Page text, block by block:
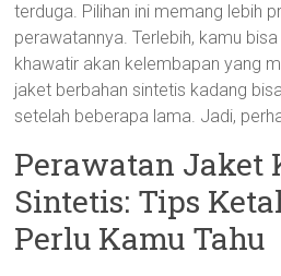
terduga. Pilihan ini memang lebih
perawatannya. Terlebih, kamu
khawatir akan kelembapan yang
jaket berbahan sintetis kadang
setelah beberapa lama. Jadi,
Perawatan Jaket
Sintetis: Tips
Perlu Kamu Tahu